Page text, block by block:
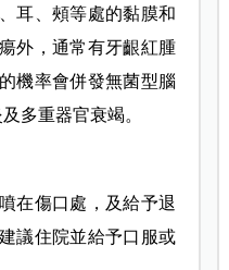
耳、頰等處的黏膜和
外，通常有牙齦紅腫
機率會併發無菌型腦
多重器官衰竭。
在傷口處，及給予退
議住院並給予口服或